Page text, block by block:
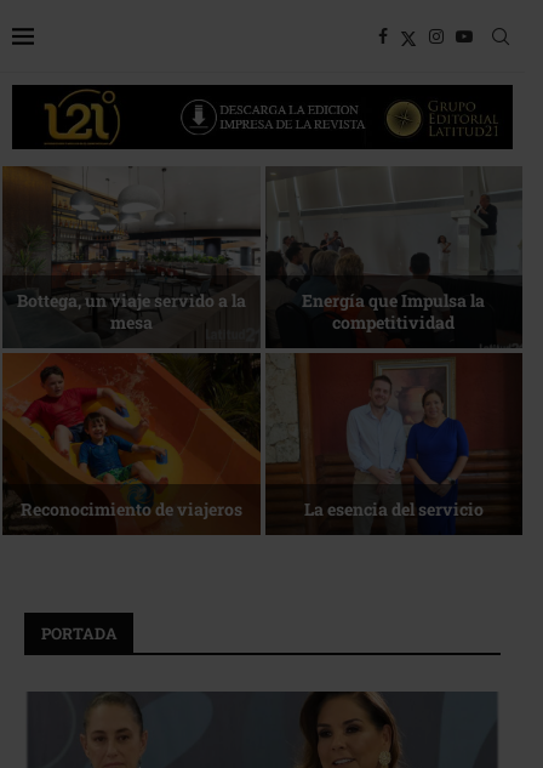
Desarrollo en disputa… ¿Hasta
dónde crecer?
Más allá del descanso
La nueva agenda de Quintana
Roo
1 de agosto • Torneo de Golf
ACOTUR
PORTADA